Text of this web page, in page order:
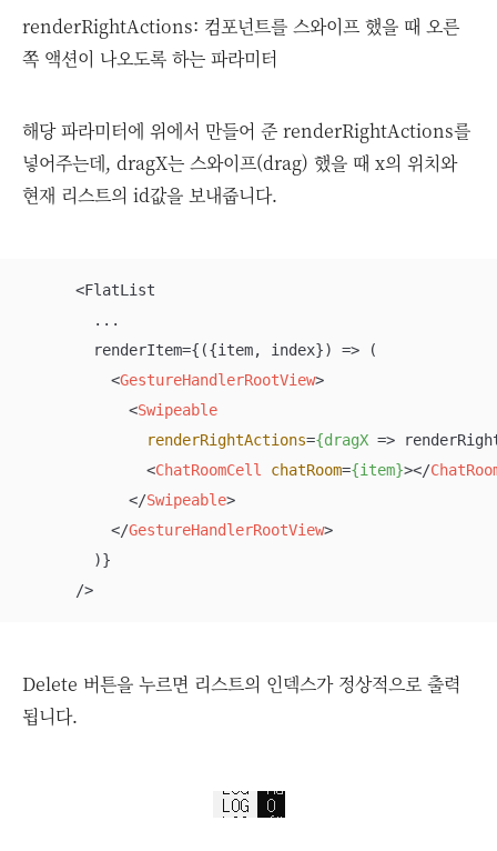
renderRightActions: 컴포넌트를 스와이프 했을 때 오른
쪽 액션이 나오도록 하는 파라미터
해당 파라미터에 위에서 만들어 준 renderRightActions를
넣어주는데, dragX는 스와이프(drag) 했을 때 x의 위치와
현재 리스트의 id값을 보내줍니다.
      <FlatList
        renderItem={
({item, index}) => (
<GestureHandlerRootView>
<Swipeable
renderRightActions={dragX =>
<ChatRoomCell chatRoom={item}></
</Swipeable>
</GestureHandlerRootView>
        )}
      />
Delete 버튼을 누르면 리스트의 인덱스가 정상적으로 출력
됩니다.